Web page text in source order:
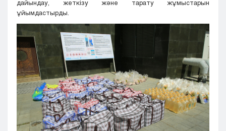
дайындау, жеткізу және тарату жұмыстарын
ұйымдастырды.